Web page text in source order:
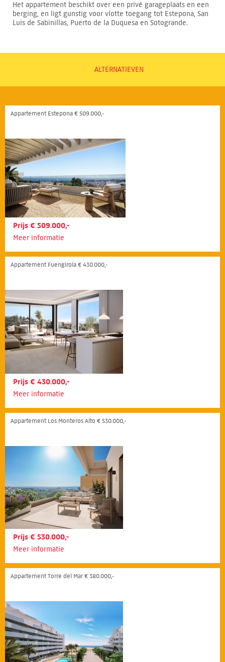
Het appartement beschikt over een privé garageplaats en een
berging, en ligt gunstig voor vlotte toegang tot Estepona, San
Luis de Sabinillas, Puerto de la Duquesa en Sotogrande.
ALTERNATIEVEN
Appartement Estepona € 509.000,-
Prijs € 509.000,-
Meer informatie
Appartement Fuengirola € 430.000,-
Prijs € 430.000,-
Meer informatie
Appartement Los Monteros Alto € 530.000,-
Prijs € 530.000,-
Meer informatie
Appartement Torre del Mar € 380.000,-